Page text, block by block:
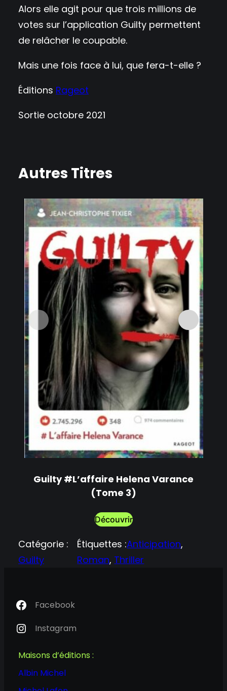
Alors elle agit pour que trois millions de
votes sur l’application Guilty permettent
de relâcher le coupable.
Mais une fois face à lui, que fera-t-elle ?
Éditions Rageot
Sortie octobre 2021
Autres Titres
Guilty #L’affaire Helena Varance
(Tome 3)
Découvrir
Catégorie :
Guilty
Étiquettes :Anticipation
Roman, Thriller
Facebook
Instagram
Maisons d’éditions :
Albin Michel